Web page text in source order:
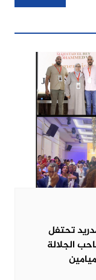
تحتفل
الجلالة